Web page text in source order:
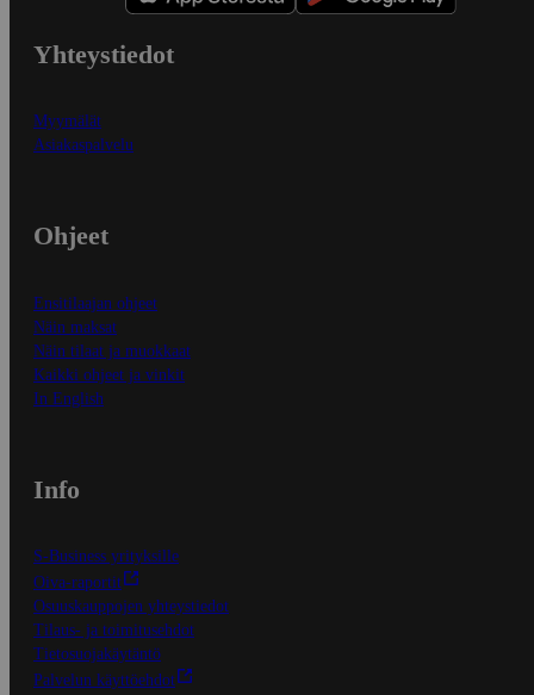
Yhteystiedot
Myymälät
Asiakaspalvelu
Ohjeet
Ensitilaajan ohjeet
Näin maksat
Näin tilaat ja muokkaat
Kaikki ohjeet ja vinkit
In English
Info
S-Business yrityksille
Oiva-raportit
Osuuskauppojen yhteystiedot
Tilaus- ja toimitusehdot
Tietosuojakäytäntö
Palvelun käyttöehdot